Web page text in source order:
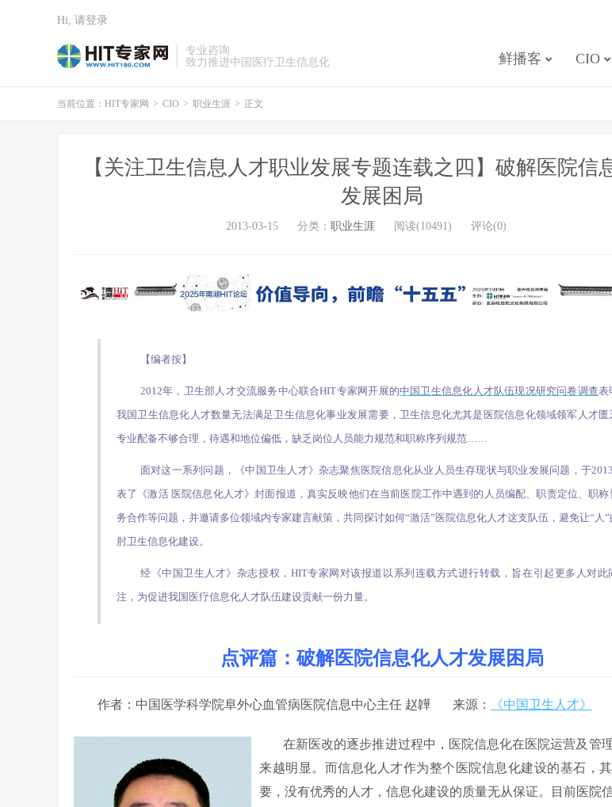
专业咨询
致力推进中国医疗卫生信息化
鲜播客 CIO
Hi, 请登录
当前位置： HIT专家网 > CIO > 职业生涯 > 正文
【关注卫生信息人才职业发展专题连载之四】破解医院信
发展困局
2013-03-15 分类： 职业生涯 阅读(10491) 评论(0)
【编者按】
2012年，卫生部人才交流服务中心联合HIT专家网开展的中国卫生信息化人才队伍现况研究问卷调查表
我国卫生信息化人才数量无法满足卫生信息化事业发展需要，卫生信息化尤其是医院信息化领域领军人才匮
专业配备不够合理，待遇和地位偏低，缺乏岗位人员能力规范和职称序列规范……
面对这一系列问题，《中国卫生人才》杂志聚焦医院信息化从业人员生存现状与职业发展问题，于
表了《激活 医院信息化人才》封面报道，真实反映他们在当前医院工作中遇到的人员编配、职责定位、职称
务合作等问题，并邀请多位领域内专家建言献策，共同探讨如何“激活”医院信息化人才这支队伍，避免让“人”
肘卫生信息化建设。
经《中国卫生人才》杂志授权，HIT专家网对该报道以系列连载方式进行转载，旨在引起更多人对此
注，为促进我国医疗信息化人才队伍建设贡献一份力量。
点评篇：破解医院信息化人才发展困局
作者：中国医学科学院阜外心血管病医院信息中心主任 赵韡 来源： 《中国卫生人才》
在新医改的逐步推进过程中，医院信息化在医院运营及管
来越明显。而信息化人才作为整个医院信息化建设的基石，
要，没有优秀的人才，信息化建设的质量无从保证。目前医院